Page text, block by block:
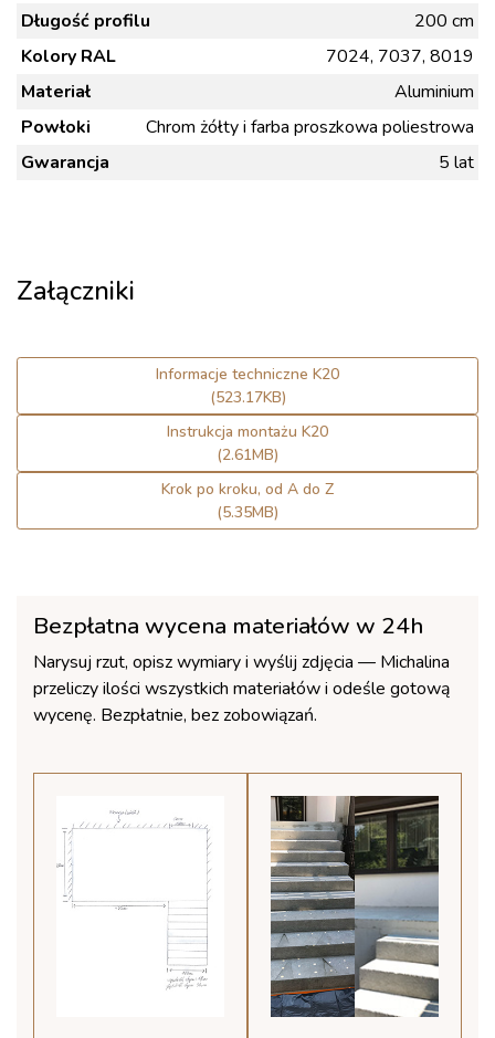
Długość profilu
200 cm
Kolory RAL
7024, 7037, 8019
Materiał
Aluminium
Powłoki
Chrom żółty i farba proszkowa poliestrowa
Gwarancja
5 lat
Załączniki
Informacje techniczne K20
(523.17KB)
Instrukcja montażu K20
(2.61MB)
Krok po kroku, od A do Z
(5.35MB)
Bezpłatna wycena materiałów w 24h
Narysuj rzut, opisz wymiary i wyślij zdjęcia — Michalina
przeliczy ilości wszystkich materiałów i odeśle gotową
wycenę. Bezpłatnie, bez zobowiązań.